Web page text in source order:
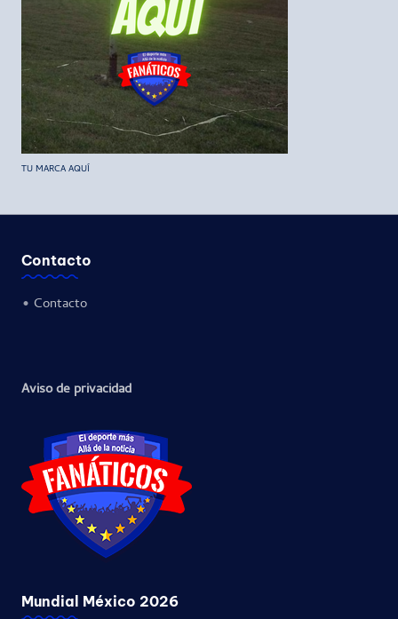
TU MARCA AQUÍ
Contacto
• Contacto
Aviso de privacidad
Mundial México 2026